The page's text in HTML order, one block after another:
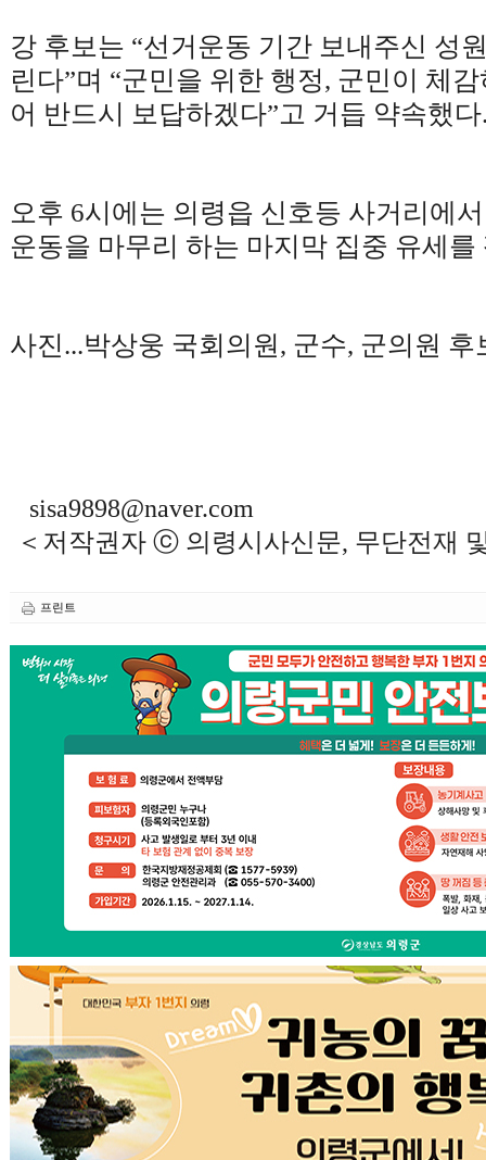
강 후보는 “선거운동 기간 보내주신 성
린다”며 “군민을 위한 행정, 군민이 체
어 반드시 보답하겠다”고 거듭 약속했다
오후 6시에는 의령읍 신호등 사거리에
운동을 마무리 하는 마지막 집중 유세를
사진...박상웅 국회의원, 군수, 군의원 후
sisa9898@naver.com
＜저작권자 ⓒ 의령시사신문, 무단전재
프린트